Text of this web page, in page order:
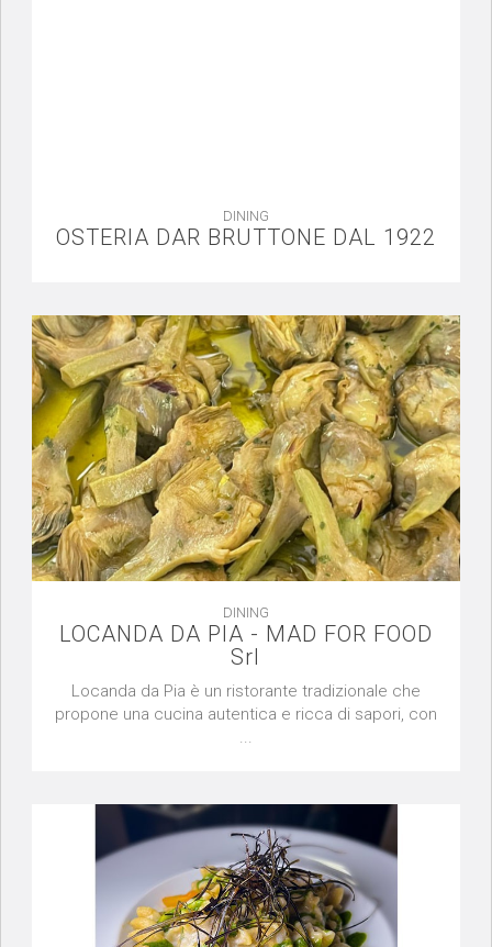
DINING
OSTERIA DAR BRUTTONE DAL 1922
DINING
LOCANDA DA PIA - MAD FOR FOOD
Srl
Locanda da Pia è un ristorante tradizionale che
propone una cucina autentica e ricca di sapori, con
...